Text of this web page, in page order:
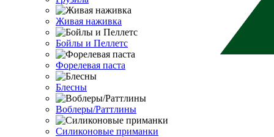
Живая наживка
Бойлы и Пеллетс
Форелевая паста
Блесны
Воблеры/Раттлины
Силиконовые приманки